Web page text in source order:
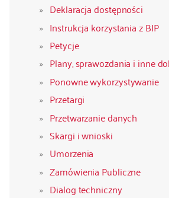
Deklaracja dostępności
Instrukcja korzystania z BIP
Petycje
Plany, sprawozdania i inne
Ponowne wykorzystywanie
Przetargi
Przetwarzanie danych
Skargi i wnioski
Umorzenia
Zamówienia Publiczne
Dialog techniczny